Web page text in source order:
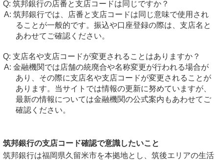
筑邦銀行の店番と支店コードは同じですか？
筑邦銀行では、店番と支店コードは同じ意味で使用され
ることが一般的です。振込や口座登録の際は、支店名と
あわせてご確認ください。
支店名や支店コードが変更されることはありますか？
金融機関では店舗の統廃合や名称変更が行われる場合が
あり、その際に支店名や支店コードが変更されることが
あります。当サイトでは情報の更新に努めていますが、
最新の情報については金融機関の公式案内もあわせてご
確認ください。
筑邦銀行の支店コード確認で意識したいこと
筑邦銀行は福岡県久留米市を本拠地とし、筑後エリアの生活